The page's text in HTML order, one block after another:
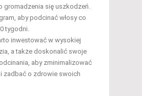
gromadzenia się uszkodzeń.
aby podcinać włosy co
tygodni.
inwestować w wysokiej
a także doskonalić swoje
aby zminimalizować
zadbać o zdrowie swoich